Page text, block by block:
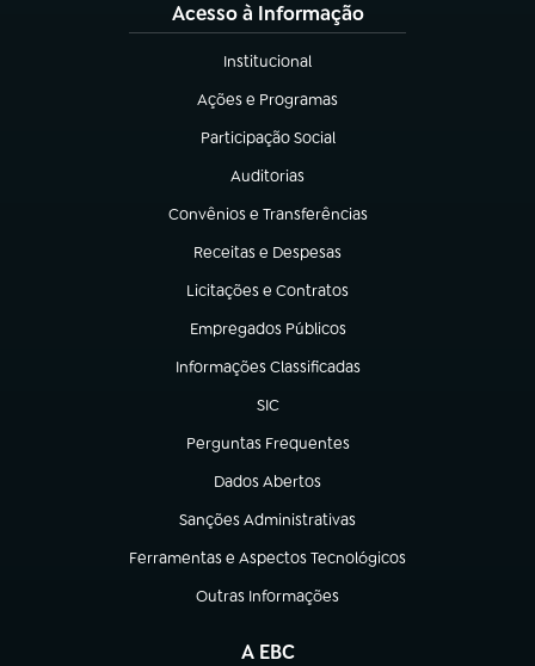
Acesso à Informação
Institucional
(abre em nova aba)
Ações e Programas
(abre em nova aba)
Participação Social
(abre em nova aba)
Auditorias
(abre em nova aba)
Convênios e Transferências
(abre em nova aba)
Receitas e Despesas
(abre em nova aba)
Licitações e Contratos
(abre em nova aba)
Empregados Públicos
(abre em nova aba)
Informações Classificadas
(abre em nova aba)
SIC
(abre em nova aba)
Perguntas Frequentes
(abre em nova aba)
Dados Abertos
(abre em nova aba)
Sanções Administrativas
(abre em nova aba)
Ferramentas e Aspectos Tecnológicos
(abre em nova aba)
Outras Informações
(abre em nova aba)
A EBC